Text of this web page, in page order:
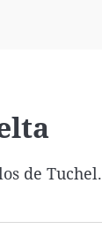
de Tuchel.